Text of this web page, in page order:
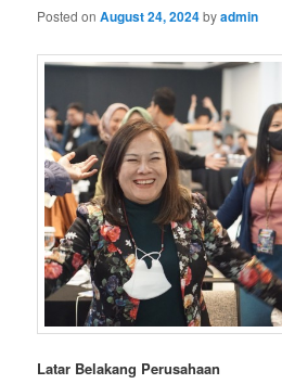
Posted onAugust 24, 2024byadmin
Latar Belakang Perusahaan